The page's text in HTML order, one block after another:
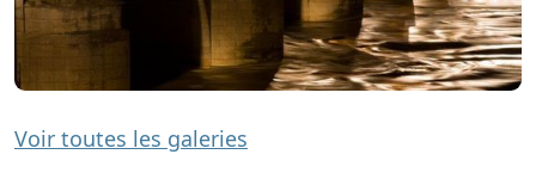
Voir toutes les galeries